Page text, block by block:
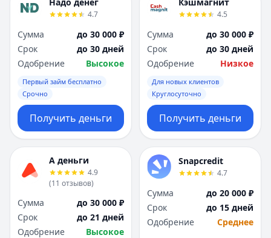
4.7
Сумма
до 30 000 ₽
Срок
до 30 дней
Одобрение
Высокое
Первый займ бесплатно
Срочно
Получить деньги
4.5
Сумма
до 30 000 ₽
Срок
до 30 дней
Одобрение
Низкое
Для новых клиентов
Круглосуточно
Получить деньги
А деньги
4.9
(11 отзывов)
Сумма
до 30 000 ₽
Срок
до 21 дней
Одобрение
Высокое
Snapcredit
4.7
Сумма
до 20 000 ₽
Срок
до 15 дней
Одобрение
Среднее